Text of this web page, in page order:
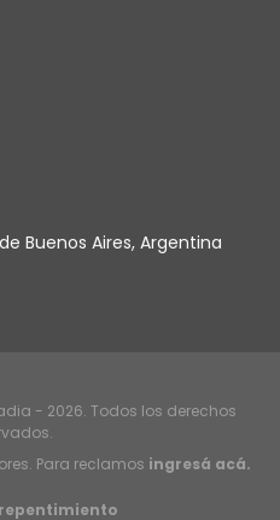
Buenos Aires, Argentina
- 2026. Todos los derechos
Para reclamos ingresá acá.